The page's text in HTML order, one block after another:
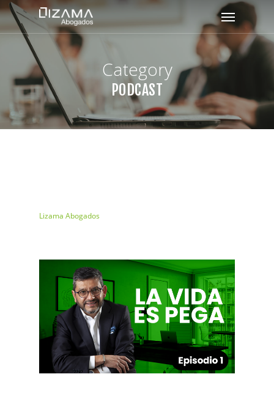
Category
PODCAST
Lizama Abogados